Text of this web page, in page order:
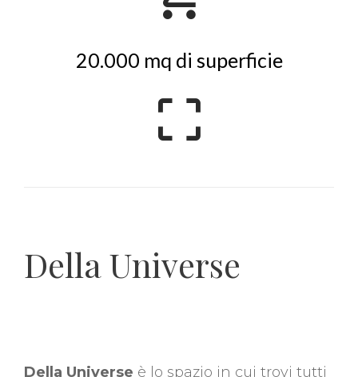
20.000 mq di superficie
Della Universe
Della Universe è lo spazio in cui trovi tutti